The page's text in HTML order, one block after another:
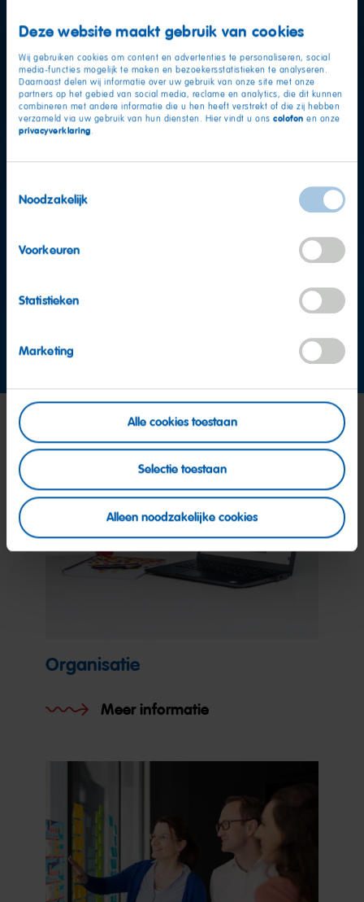
Deze website maakt gebruik van cookies
Wij gebruiken cookies om content en advertenties te personaliseren, social
media-functies mogelijk te maken en bezoekersstatistieken te analyseren.
Daarnaast delen wij informatie over uw gebruik van onze site met onze
partners op het gebied van social media, reclame en analytics, die dit kunnen
combineren met andere informatie die u hen heeft verstrekt of die zij hebben
verzameld via uw gebruik van hun diensten. Hier vindt u ons colofon en onze
privacyverklaring.
Noodzakelijk
Voorkeuren
Statistieken
Marketing
Alle cookies toestaan
Selectie toestaan
Alleen noodzakelijke cookies
Meer vragen?
Team Consumentenservice
Organisatie
Meer informatie